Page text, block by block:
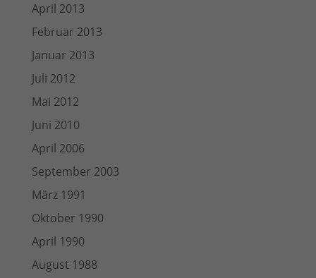
April 2013
Februar 2013
Januar 2013
Juli 2012
Mai 2012
Juni 2010
April 2006
September 2003
März 1991
Oktober 1990
April 1990
August 1988